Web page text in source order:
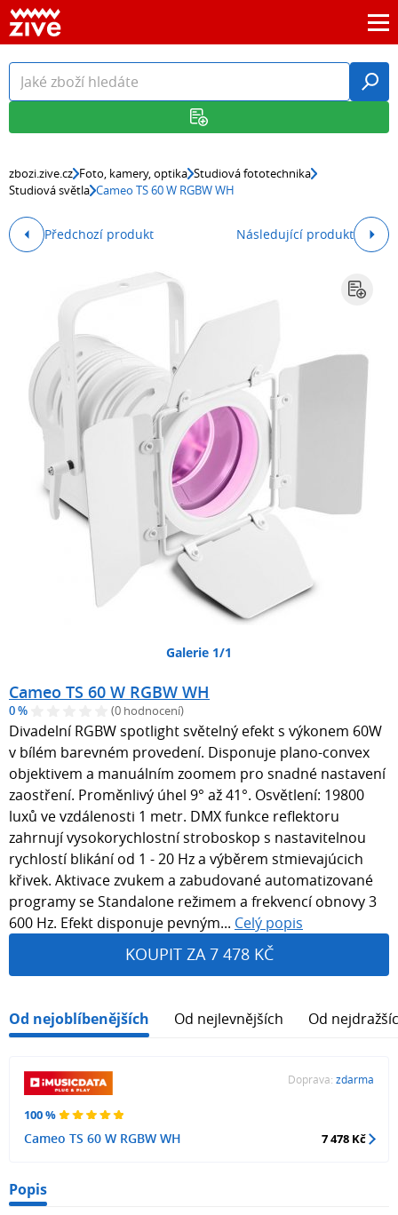
zbozi.zive.cz Foto, kamery, optika Studiová fototechnika
Studiová světla Cameo TS 60 W RGBW WH
Předchozí produkt Následující produkt
Galerie 1/1
Cameo TS 60 W RGBW WH
0 % (0 hodnocení)
Divadelní RGBW spotlight světelný efekt s výkonem 60W
v bílém barevném provedení. Disponuje plano-convex
objektivem a manuálním zoomem pro snadné nastavení
zaostření. Proměnlivý úhel 9° až 41°. Osvětlení: 19800
luxů ve vzdálenosti 1 metr. DMX funkce reflektoru
zahrnují vysokorychlostní stroboskop s nastavitelnou
rychlostí blikání od 1 - 20 Hz a výběrem stmievajúcich
křivek. Aktivace zvukem a zabudované automatizované
programy se Standalone režimem a frekvencí obnovy 3
600 Hz. Efekt disponuje pevným... Celý popis
KOUPIT ZA 7 478 KČ
Od nejoblíbenějších Od nejlevnějších Od
100 %
Cameo TS 60 W RGBW WH
Doprava: zdarma
7 478 Kč
Popis